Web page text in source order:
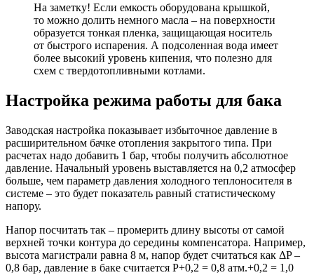
На заметку! Если емкость оборудована крышкой,
то можно долить немного масла – на поверхности
образуется тонкая пленка, защищающая носитель
от быстрого испарения. А подсоленная вода имеет
более высокий уровень кипения, что полезно для
схем с твердотопливными котлами.
Настройка режима работы для бака
Заводская настройка показывает избыточное давление в
расширительном бачке отопления закрытого типа. При
расчетах надо добавить 1 бар, чтобы получить абсолютное
давление. Начальный уровень выставляется на 0,2 атмосфер
больше, чем параметр давления холодного теплоносителя в
системе – это будет показатель равный статистическому
напору.
Напор посчитать так – промерить длину высоты от самой
верхней точки контура до середины компенсатора. Например,
высота магистрали равна 8 м, напор будет считаться как ΔP –
0,8 бар, давление в баке считается P+0,2 = 0,8 атм.+0,2 = 1,0